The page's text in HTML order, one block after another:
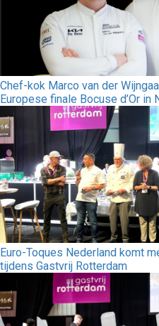
Chef-kok Marco van der
Europese finale Bocuse d’Or in
Euro-Toques Nederland komt
tijdens Gastvrij Rotterdam